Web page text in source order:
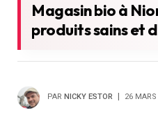
Magasin bio à
produits sains et
PAR NICKY ESTOR 26